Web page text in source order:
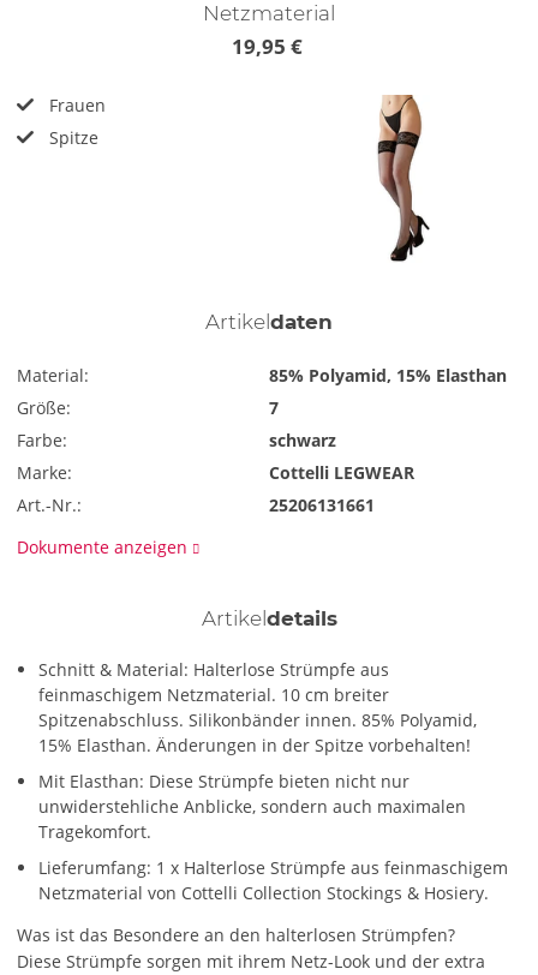
Netzmaterial
19,95 €
Frauen
Spitze
Artikel daten
Material:
85% Polyamid, 15% Elasthan
Größe:
7
Farbe:
schwarz
Marke:
Cottelli LEGWEAR
Art.-Nr.:
25206131661
Dokumente anzeigen
Artikel details
Schnitt & Material: Halterlose Strümpfe aus
feinmaschigem Netzmaterial. 10 cm breiter
Spitzenabschluss. Silikonbänder innen. 85% Polyamid,
15% Elasthan. Änderungen in der Spitze vorbehalten!
Mit Elasthan: Diese Strümpfe bieten nicht nur
unwiderstehliche Anblicke, sondern auch maximalen
Tragekomfort.
Lieferumfang: 1 x Halterlose Strümpfe aus feinmaschigem
Netzmaterial von Cottelli Collection Stockings & Hosiery.
Was ist das Besondere an den halterlosen Strümpfen?
Diese Strümpfe sorgen mit ihrem Netz-Look und der extra